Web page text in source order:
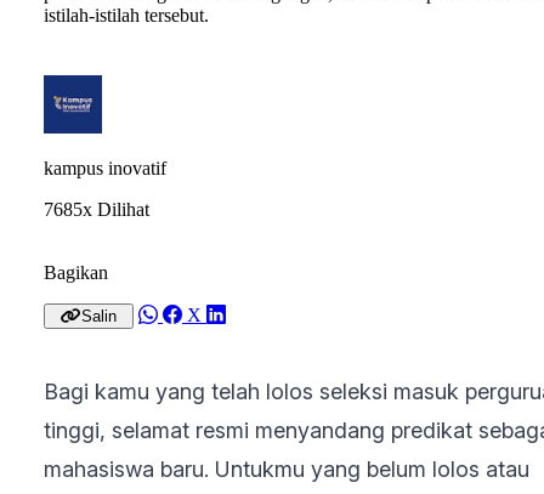
istilah-istilah tersebut.
kampus inovatif
7685x Dilihat
Bagikan
Salin X
Bagi kamu yang telah lolos seleksi masuk
tinggi, selamat resmi menyandang predikat
mahasiswa baru. Untukmu yang belum lolos atau